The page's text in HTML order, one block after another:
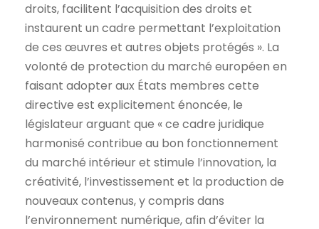
droits, facilitent l’acquisition des droits et
instaurent un cadre permettant l’exploitation
de ces œuvres et autres objets protégés ». La
volonté de protection du marché européen en
faisant adopter aux États membres cette
directive est explicitement énoncée, le
législateur arguant que « ce cadre juridique
harmonisé contribue au bon fonctionnement
du marché intérieur et stimule l’innovation, la
créativité, l’investissement et la production de
nouveaux contenus, y compris dans
l’environnement numérique, afin d’éviter la